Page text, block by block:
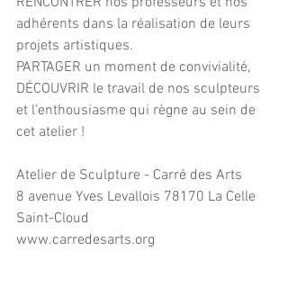
adhérents dans la réalisation de leurs
projets artistiques.
PARTAGER un moment de convivialité,
DÉCOUVRIR le travail de nos sculpteurs
et l’enthousiasme qui règne au sein de
cet atelier !
Atelier de Sculpture - Carré des Arts
8 avenue Yves Levallois 78170 La Celle
Saint-Cloud
www.carredesarts.org